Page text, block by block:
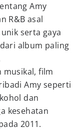
Amy
R&B asal
serta gaya
album paling
musikal, film
Amy seperti
dan
kesehatan
2011.